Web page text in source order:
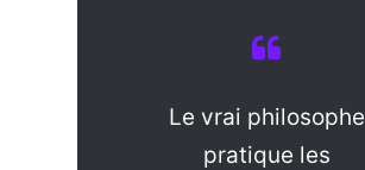
Le vrai philosophe
pratique les